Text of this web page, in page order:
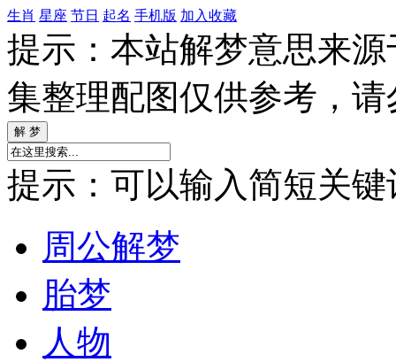
生肖 星座 节日 起名 手机版 加入收藏
提示：本站解梦意思来
集整理配图仅供参考，
提示：可以输入简短关键
周公解梦
胎梦
人物